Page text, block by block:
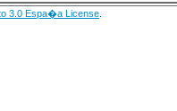
3.0 Espa�a License